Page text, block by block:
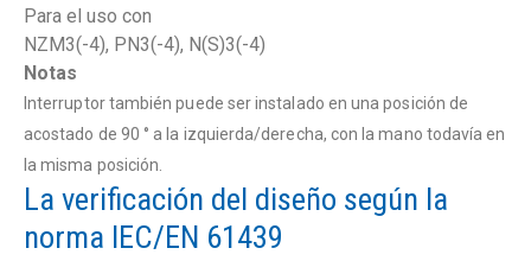
Para el uso con
NZM3(-4), PN3(-4), N(S)3(-4)
Notas
Interruptor también puede ser instalado en una posición de
acostado de 90 ° a la izquierda/derecha, con la mano todavía en
la misma posición.
La verificación del diseño según la
norma IEC/EN 61439